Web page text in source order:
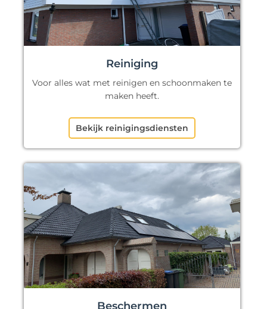
Reiniging
Voor alles wat met reinigen en schoonmaken te
maken heeft.
Bekijk reinigingsdiensten
Beschermen